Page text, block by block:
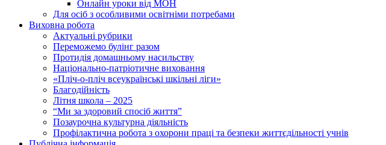
Онлайн уроки від МОН
Для осіб з особливими освітніми потребами
Виховна робота
Актуальні рубрики
Переможемо булінг разом
Протидія домашньому насильству
Національно-патріотичне виховання
«Пліч-о-пліч всеукраїнські шкільні ліги»
Благодійність
Літня школа – 2025
“Ми за здоровий спосіб життя”
Позаурочна культурна діяльність
Профілактична робота з охорони праці та безпеки життєдільності учнів